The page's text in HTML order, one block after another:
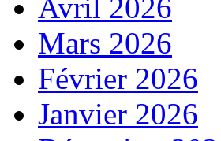
Avril 2026
Mars 2026
Février 2026
Janvier 2026